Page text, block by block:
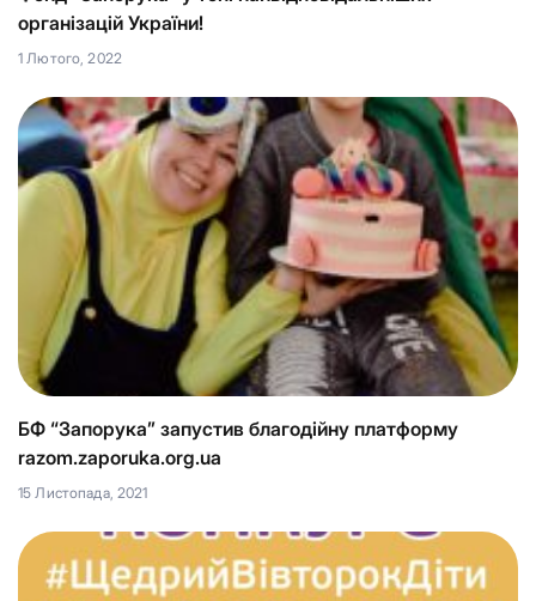
організацій України!
1 Лютого, 2022
БФ “Запорука” запустив благодійну платформу
razom.zaporuka.org.ua
15 Листопада, 2021